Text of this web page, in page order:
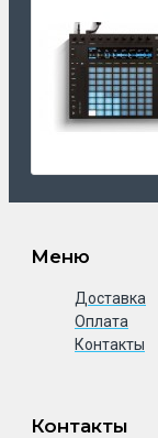
Меню
Доставка
Оплата
Контакты
Контакты